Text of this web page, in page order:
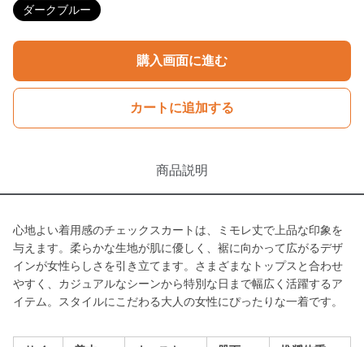
ダークブルー
購入画面に進む
カートに追加する
商品説明
心地よい着用感のチェックスカートは、ミモレ丈で上品な印象を
与えます。柔らかな生地が肌に優しく、裾に向かって広がるデザ
インが女性らしさを引き立てます。さまざまなトップスと合わせ
やすく、カジュアルなシーンから特別な日まで幅広く活躍するア
イテム。スタイルにこだわる大人の女性にぴったりな一着です。